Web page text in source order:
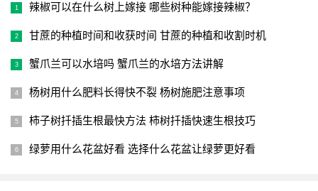
2 3 下一页
辣椒可以在什么树上嫁接 哪些树种能嫁接辣椒？
甘蔗的种植时间和收获时间 甘蔗的种植和收割时机
蟹爪兰可以水培吗 蟹爪兰的水培方法讲解
杨树用什么肥料长得快不裂 杨树施肥注意事项
柿子树扦插生根最快方法 柿树扦插快速生根技巧
绿萝用什么花盆好看 选择什么花盆让绿萝更好看